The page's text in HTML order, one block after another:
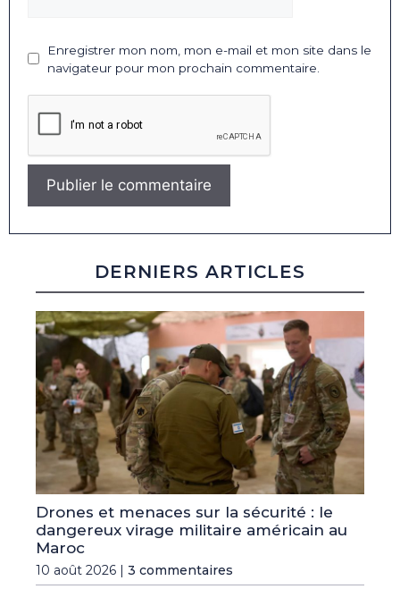
Enregistrer mon nom, mon e-mail et mon site dans le
navigateur pour mon prochain commentaire.
DERNIERS ARTICLES
Drones et menaces sur la sécurité : le
dangereux virage militaire américain au
Maroc
10 août 2026 | 3 commentaires